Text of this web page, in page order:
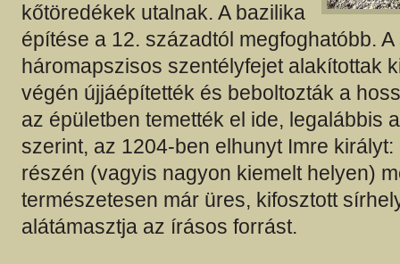
kőtöredékek utalnak. A bazilika
építése a 12. századtól megfoghatóbb.
háromapszisos szentélyfejet alakítottak
végén újjáépítették és beboltozták a
az épületben temették el ide, legalábbis
szerint, az 1204-ben elhunyt Imre
részén (vagyis nagyon kiemelt helyen)
természetesen már üres, kifosztott
alátámasztja az írásos forrást.